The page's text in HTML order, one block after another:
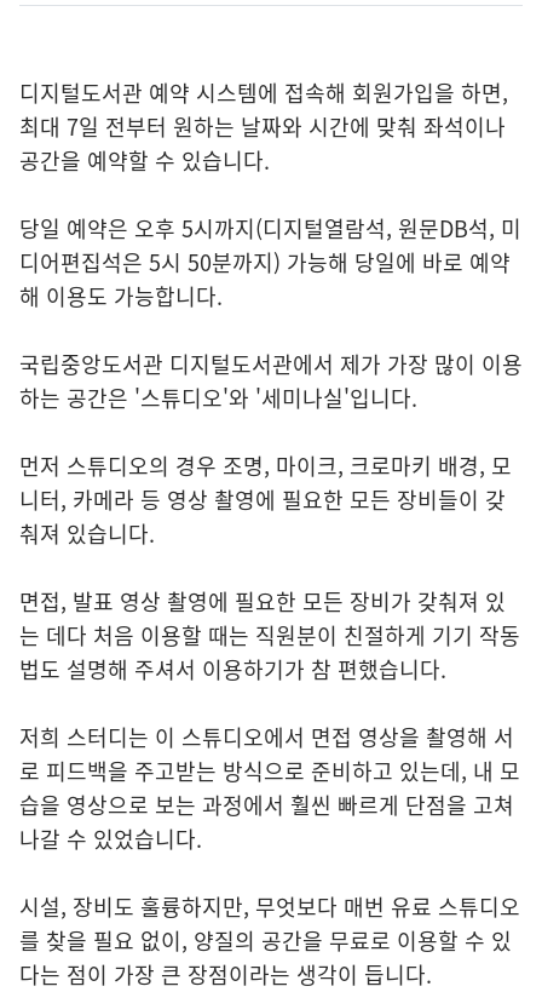
디지털도서관 예약 시스템에 접속해 회원가입을 하면,
최대 7일 전부터 원하는 날짜와 시간에 맞춰 좌석이나
공간을 예약할 수 있습니다.
당일 예약은 오후 5시까지(디지털열람석, 원문DB석, 미
디어편집석은 5시 50분까지) 가능해 당일에 바로 예약
해 이용도 가능합니다.
국립중앙도서관 디지털도서관에서 제가 가장 많이 이용
하는 공간은 '스튜디오'와 '세미나실'입니다.
먼저 스튜디오의 경우 조명, 마이크, 크로마키 배경, 모
니터, 카메라 등 영상 촬영에 필요한 모든 장비들이 갖
춰져 있습니다.
면접, 발표 영상 촬영에 필요한 모든 장비가 갖춰져 있
는 데다 처음 이용할 때는 직원분이 친절하게 기기 작동
법도 설명해 주셔서 이용하기가 참 편했습니다.
저희 스터디는 이 스튜디오에서 면접 영상을 촬영해 서
로 피드백을 주고받는 방식으로 준비하고 있는데, 내 모
습을 영상으로 보는 과정에서 훨씬 빠르게 단점을 고쳐
나갈 수 있었습니다.
시설, 장비도 훌륭하지만, 무엇보다 매번 유료 스튜디오
를 찾을 필요 없이, 양질의 공간을 무료로 이용할 수 있
다는 점이 가장 큰 장점이라는 생각이 듭니다.